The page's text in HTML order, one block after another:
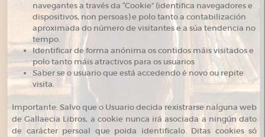
navegantes a través da “Cookie” (identifica navegadores e
dispositivos, non persoas) e polo tanto a contabilización
aproximada do número de visitantes e a súa tendencia no
tempo.
Identificar de forma anónima os contidos máis visitados e
polo tanto máis atractivos para os usuarios
Saber se o usuario que está accedendo é novo ou repite
visita.
Importante: Salvo que o Usuario decida rexistrarse nalguna web
de Gallaecia Libros, a cookie nunca irá asociada a ningún dato
de carácter persoal que poida identificalo. Ditas cookies só